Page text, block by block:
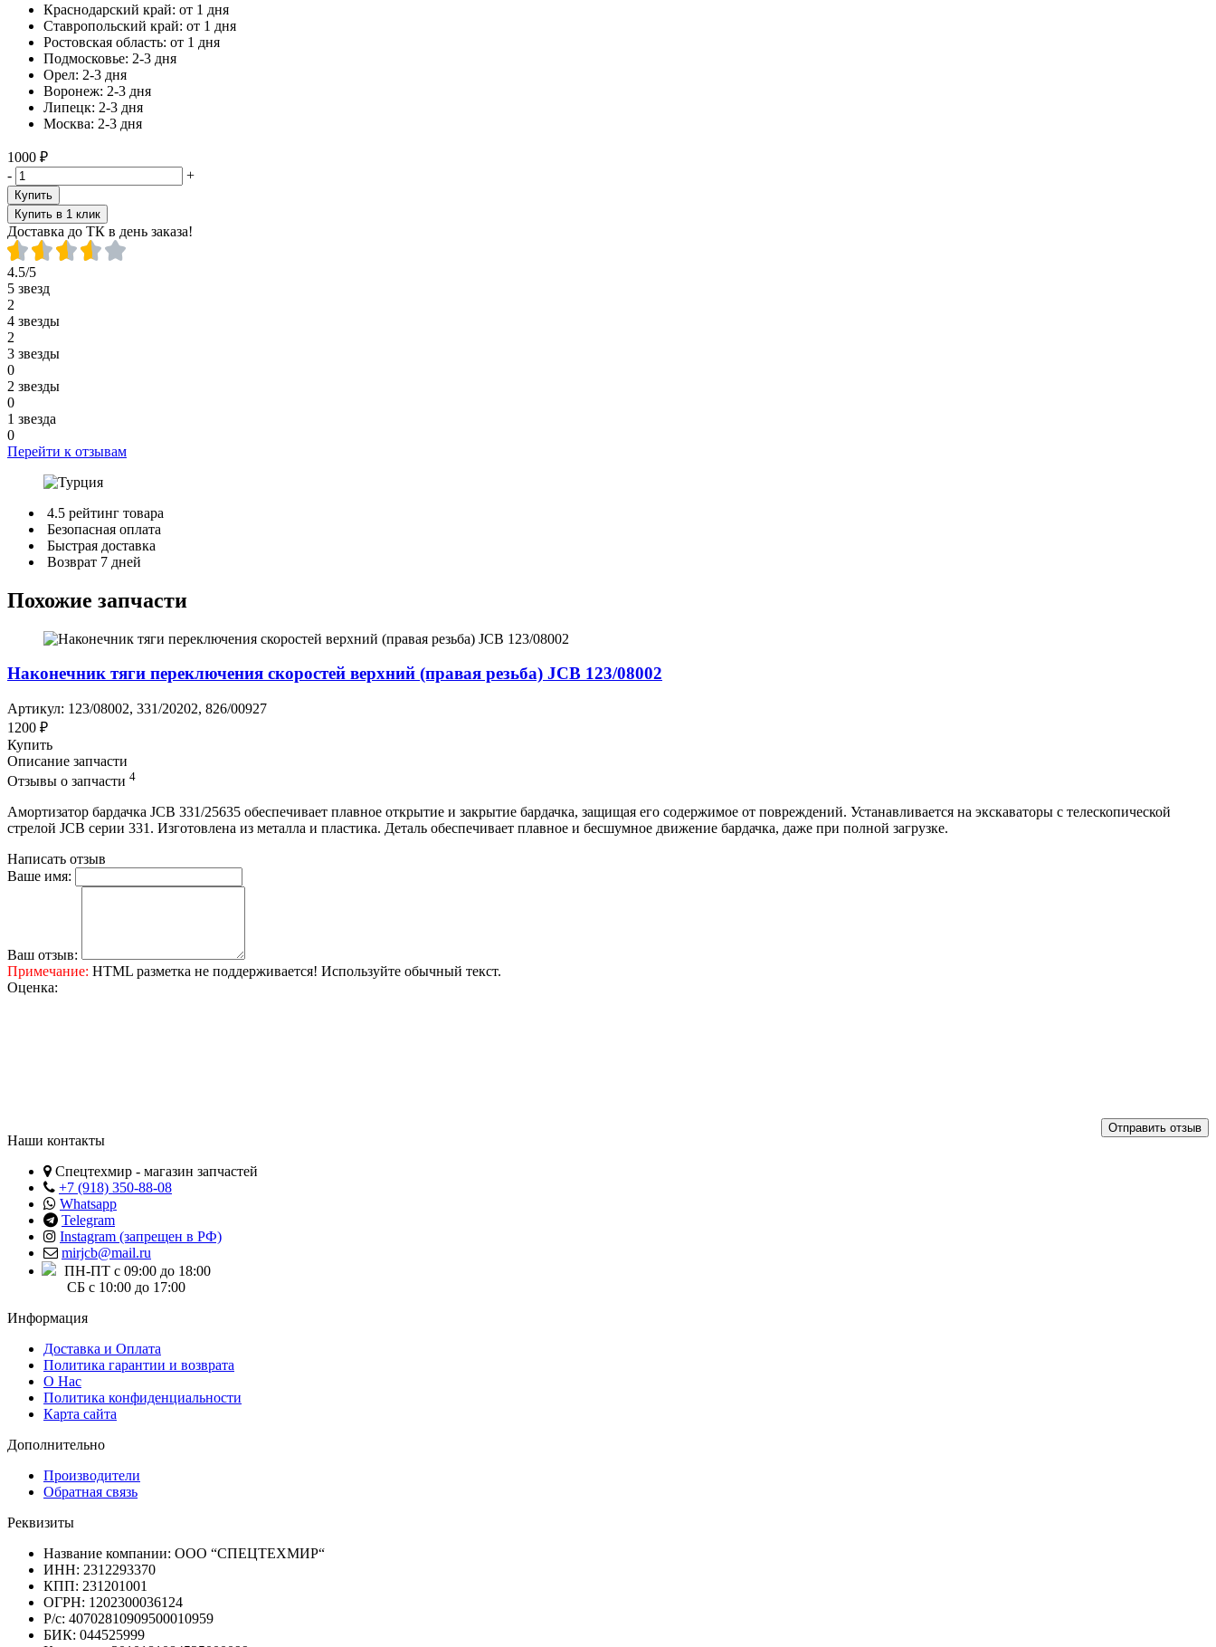
Краснодарский край: от 1 дня
Ставропольский край: от 1 дня
Ростовская область: от 1 дня
Подмосковье: 2-3 дня
Орел: 2-3 дня
Воронеж: 2-3 дня
Липецк: 2-3 дня
Москва: 2-3 дня
1000 ₽
-
+
Купить
Купить в 1 клик
Доставка до ТК в день заказа!
4.5/5
5 звезд
2
4 звезды
2
3 звезды
0
2 звезды
0
1 звезда
0
Перейти к отзывам
4.5 рейтинг товара
Безопасная оплата
Быстрая доставка
Возврат 7 дней
Похожие запчасти
Наконечник тяги переключения скоростей верхний (правая резьба) JCB 123/08002
Артикул: 123/08002, 331/20202, 826/00927
1200 ₽
Купить
Описание запчасти
Отзывы о запчасти 4
Амортизатор бардачка JCB 331/25635 обеспечивает плавное открытие и закрытие бардачка, защищая его содержимое от повреждений. Устанавливается на экскаваторы с телескопической
стрелой JCB серии 331. Изготовлена из металла и пластика. Деталь обеспечивает плавное и бесшумное движение бардачка, даже при полной загрузке.
Написать отзыв
Ваше имя:
Ваш отзыв:
Примечание: HTML разметка не поддерживается! Используйте обычный текст.
Оценка:
Отправить отзыв
Наши контакты
Спецтехмир - магазин запчастей
+7 (918) 350-88-08
Whatsapp
Telegram
Instagram (запрещен в РФ)
mirjcb@mail.ru
ПН-ПТ с 09:00 до 18:00
СБ с 10:00 до 17:00
Информация
Доставка и Оплата
Политика гарантии и возврата
О Нас
Политика конфиденциальности
Карта сайта
Дополнительно
Производители
Обратная связь
Реквизиты
Название компании: ООО “СПЕЦТЕХМИР“
ИНН: 2312293370
КПП: 231201001
ОГРН: 1202300036124
Р/с: 40702810909500010959
БИК: 044525999